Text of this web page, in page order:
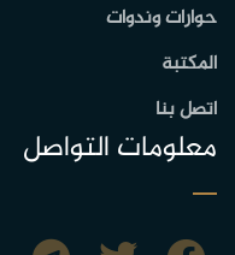
حوارات وندوات
المكتبة
اتصل بنا
معلومات التواصل